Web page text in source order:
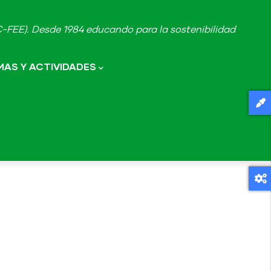
Desde 1984 educando para la sostenibilidad
Y ACTIVIDADES